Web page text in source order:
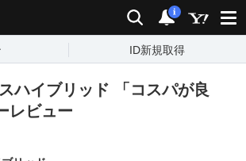
検索 通知
i
ID新規取得
ハイブリッド 「コスパが良
レビュー